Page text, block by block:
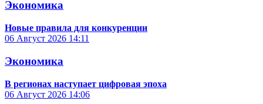
Экономика
Новые правила для конкуренции
06 Август 2026 14:11
Экономика
В регионах наступает цифровая эпоха
06 Август 2026 14:06